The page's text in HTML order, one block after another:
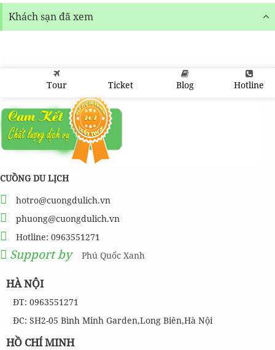
Khách sạn đã xem
Tour Ticket Blog Hotline
CUỒNG DU LỊCH
hotro@cuongdulich.vn
phuong@cuongdulich.vn
Hotline: 0963551271
Support by Phú Quốc Xanh
HÀ NỘI
ĐT: 0963551271
ĐC: SH2-05 Bình Minh Garden,Long Biên,Hà Nội
HỒ CHÍ MINH